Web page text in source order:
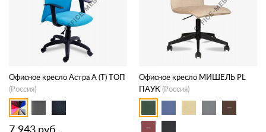
Офисное кресло Астра А (Т) ТОП
(Россия)
7 943 руб.
Офисное кресло МИШЕЛЬ PL
ПАУК(Россия)